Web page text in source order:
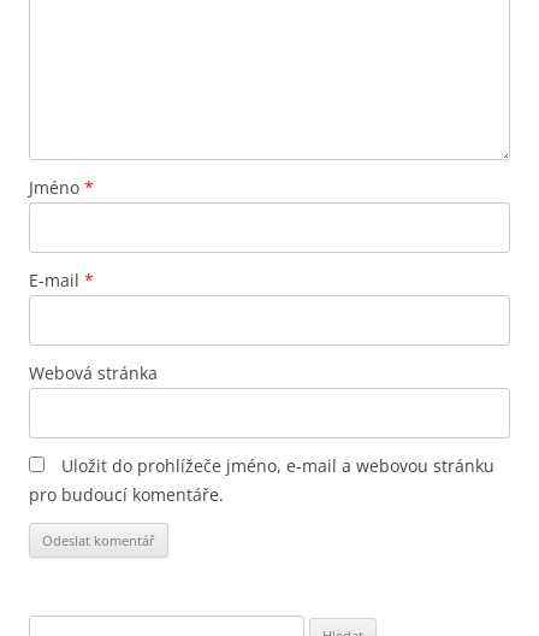
Jméno *
E-mail *
Webová stránka
Uložit do prohlížeče jméno, e-mail a webovou stránku
pro budoucí komentáře.